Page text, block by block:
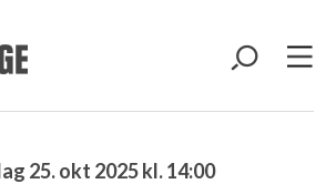
25. okt 2025 kl. 14:00